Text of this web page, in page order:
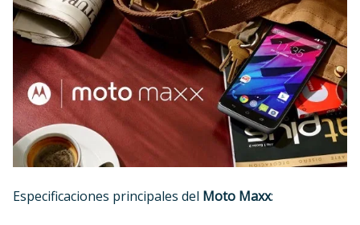
Especificaciones principales del Moto Maxx: